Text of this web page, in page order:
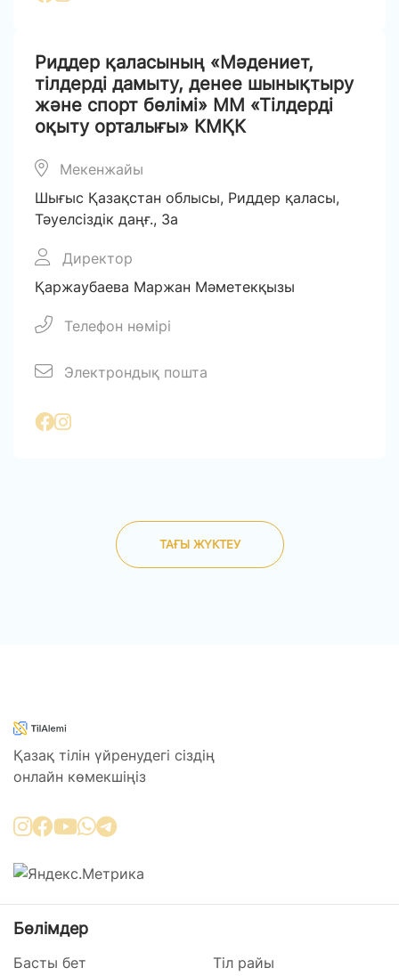
Риддер қаласының «Мәдениет,
тілдерді дамыту, денее шынықтыру
және спорт бөлімі» ММ «Тілдерді
оқыту орталығы» КМҚК
Мекенжайы
Шығыс Қазақстан облысы, Риддер қаласы,
Тәуелсіздік даңғ., 3а
Директор
Қаржаубаева Маржан Мәметекқызы
Телефон нөмірі
Электрондық пошта
ТАҒЫ ЖҮКТЕУ
Қазақ тілін үйренудегі сіздің
онлайн көмекшіңіз
Бөлімдер
Басты бет Тіл райы